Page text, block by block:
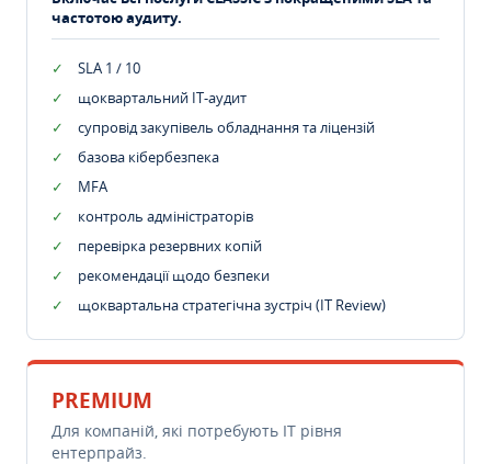
частотою аудиту.
SLA 1 / 10
щоквартальний IT-аудит
супровід закупівель обладнання та ліцензій
базова кібербезпека
MFA
контроль адміністраторів
перевірка резервних копій
рекомендації щодо безпеки
щоквартальна стратегічна зустріч (IT Review)
PREMIUM
Для компаній, які потребують ІТ рівня
ентерпрайз.